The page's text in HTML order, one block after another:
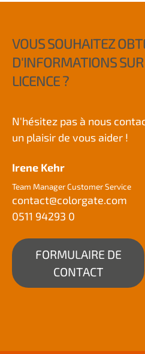
VOUS SOUHAITEZ
D'INFORMATIONS
LICENCE ?
N'hésitez pas à nous
un plaisir de vous aider !
Irene Kehr
Team Manager Customer Service
contact@colorgate.com
0511 94293 0
FORMULAIRE DE
CONTACT